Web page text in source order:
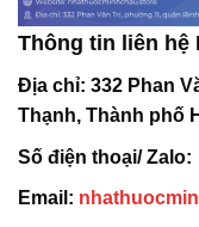
Thông tin liên hệ
Địa chỉ: 332 Phan
Thạnh, Thành phố
Số điện thoại/ Zalo:
Email: